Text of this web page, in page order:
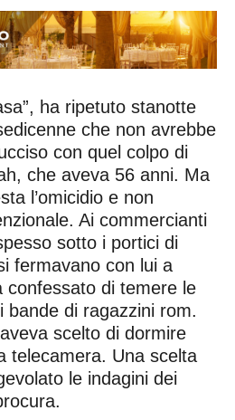
ha ripetuto stanotte
che non avrebbe
con quel colpo di
che aveva 56 anni. Ma
l’omicidio e non
Ai commercianti
sotto i portici di
fermavano con lui a
confessato di temere le
bande di ragazzini rom.
scelto di dormire
telecamera. Una scelta
le indagini dei